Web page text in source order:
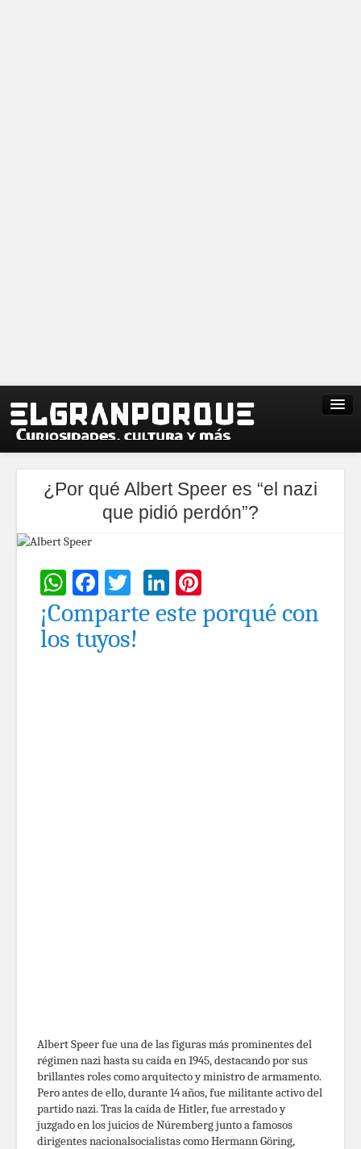
¿Por qué Albert Speer es “el nazi
que pidió perdón”?
WhatsApp
Facebook
TwitterLinkedIn
¡Comparte este porqué con
los tuyos!
Albert Speer fue una de las figuras más prominentes del
régimen nazi hasta su caída en 1945, destacando por sus
brillantes roles como arquitecto y ministro de armamento.
Pero antes de ello, durante 14 años, fue militante activo del
partido nazi. Tras la caída de Hitler, fue arrestado y
juzgado en los juicios de Núremberg junto a famosos
dirigentes nacionalsocialistas como Hermann Göring,